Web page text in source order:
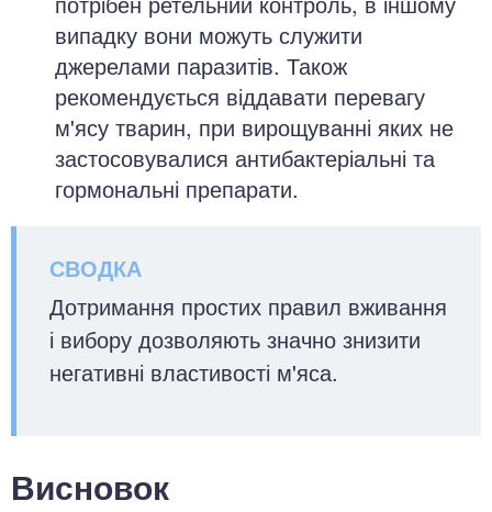
випадку вони можуть служити
джерелами паразитів. Також
рекомендується віддавати перевагу
м'ясу тварин, при вирощуванні яких не
застосовувалися антибактеріальні та
гормональні препарати.
Дотримання простих правил вживання
і вибору дозволяють значно знизити
негативні властивості м'яса.
Висновок